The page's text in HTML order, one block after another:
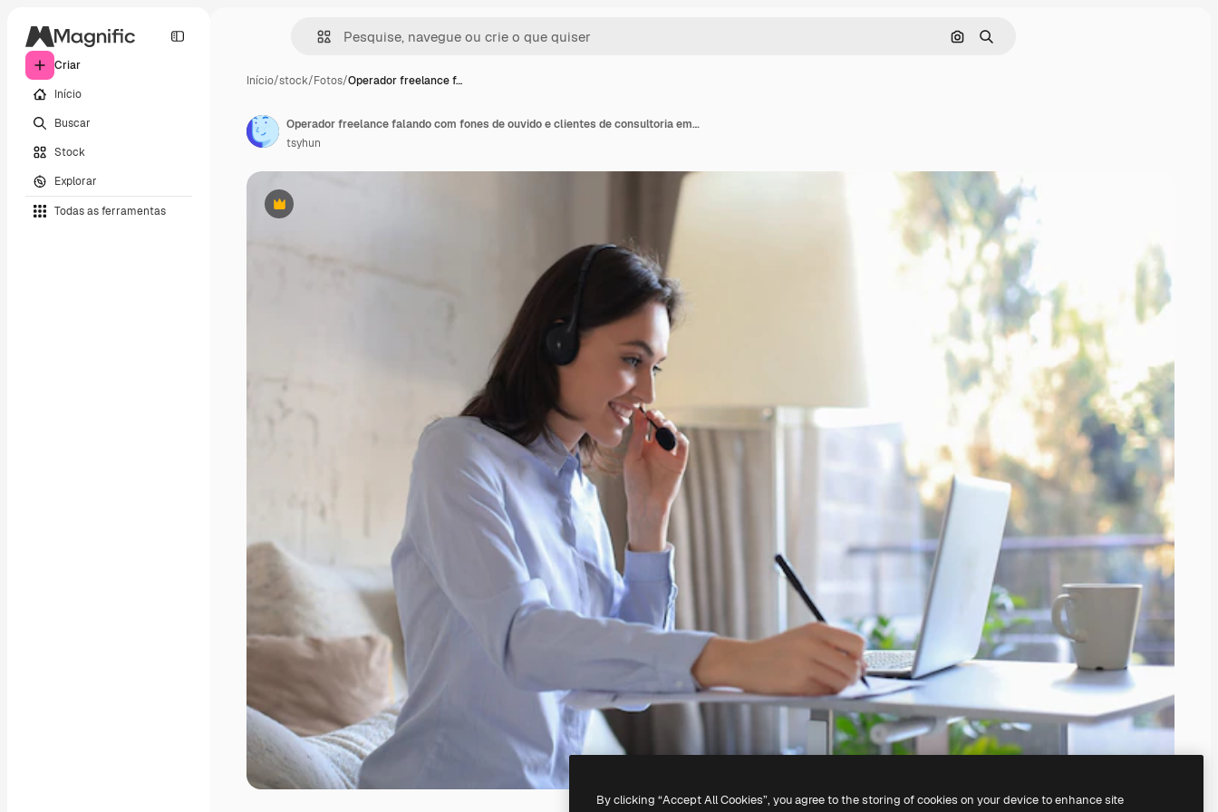
Criar
Início
Buscar
Stock
Explorar
Todas as ferramentas
Pesquisar por imagem
Buscar
Início/stock/Fotos/Operador freelance f…
Premium
Operador freelance falando com fones de ouvido e clientes de consultoria em casa.
tsyhun
By clicking “Accept All Cookies”, you agree to the storing of cookies on your device to enhance site